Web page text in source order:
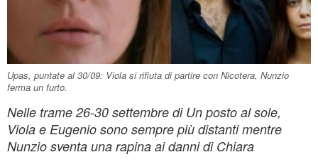
Upas, puntate al 30/09: Viola si rifiuta di partire con Nicotera, Nunzio
ferma un furto.
Nelle trame 26-30 settembre di Un posto al sole,
Viola e Eugenio sono sempre più distanti mentre
Nunzio sventa una rapina ai danni di Chiara